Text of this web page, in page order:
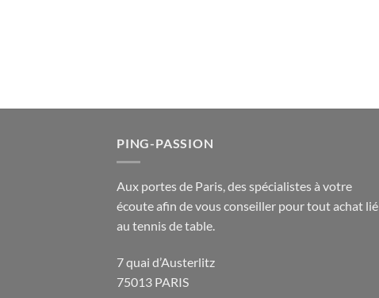
PING-PASSION
Aux portes de Paris, des spécialistes à votre
écoute afin de vous conseiller pour tout achat lié
au tennis de table.
7 quai d’Austerlitz
75013 PARIS